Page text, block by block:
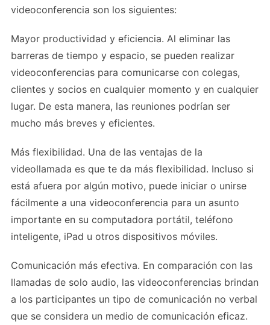
videoconferencia son los siguientes:
Mayor productividad y eficiencia. Al eliminar las
barreras de tiempo y espacio, se pueden realizar
videoconferencias para comunicarse con colegas,
clientes y socios en cualquier momento y en cualquier
lugar. De esta manera, las reuniones podrían ser
mucho más breves y eficientes.
Más flexibilidad. Una de las ventajas de la
videollamada es que te da más flexibilidad. Incluso si
está afuera por algún motivo, puede iniciar o unirse
fácilmente a una videoconferencia para un asunto
importante en su computadora portátil, teléfono
inteligente, iPad u otros dispositivos móviles.
Comunicación más efectiva. En comparación con las
llamadas de solo audio, las videoconferencias brindan
a los participantes un tipo de comunicación no verbal
que se considera un medio de comunicación eficaz.